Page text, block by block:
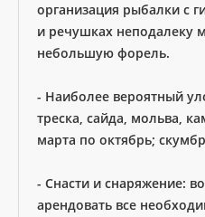
организация рыбалки с
и речушках неподалеку
небольшую форель.
- Наиболее вероятный
треска, сайда, мольва,
марта по октябрь;
- Снасти и снаряжение:
арендовать все